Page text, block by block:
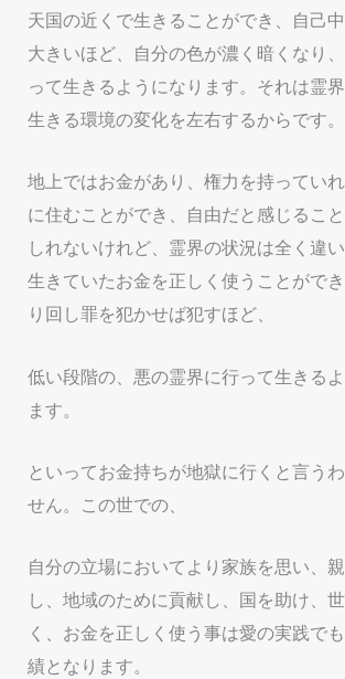
天国の近くで生きることができ、自己
大きいほど、自分の色が濃く暗くなり
って生きるようになります。それは霊
生きる環境の変化を左右するからです。
地上ではお金があり、権力を持ってい
に住むことができ、自由だと感じるこ
しれないけれど、霊界の状況は全く違い
生きていたお金を正しく使うことがで
り回し罪を犯かせば犯すほど、
低い段階の、悪の霊界に行って生きる
ます。
といってお金持ちが地獄に行くと言う
せん。この世での、
自分の立場においてより家族を思い、
し、地域のために貢献し、国を助け、
く、お金を正しく使う事は愛の実践で
績となります。